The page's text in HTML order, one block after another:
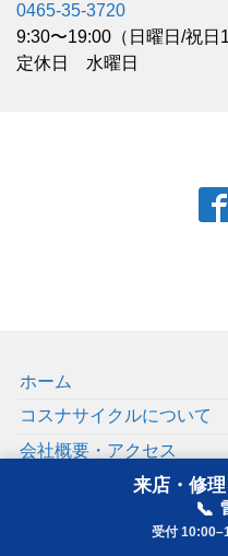
0465-35-3720
9:30〜19:00（日曜日/祝日
定休日 水曜日
ホーム
コスナサイクルについて
会社概要・アクセス
来店・修
📞
受付